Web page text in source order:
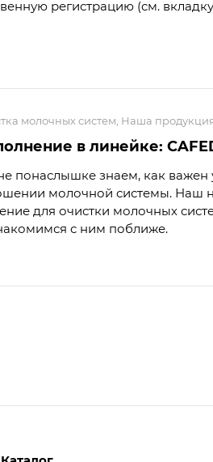
регистрацию (см.
молочных систем, Наша
в линейке:
понаслышке знаем, как
молочной системы. Наш
для очистки молочных
с ним поближе.